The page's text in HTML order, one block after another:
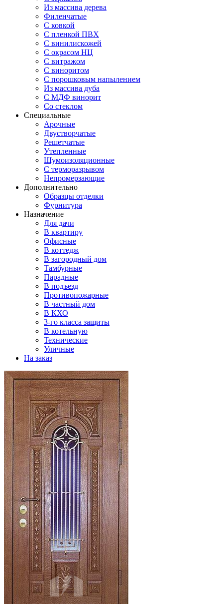
Из массива дерева
Филенчатые
С ковкой
С пленкой ПВХ
С винилискожей
С окрасом НЦ
С витражом
С виноритом
С порошковым напылением
Из массива дуба
С МДФ винорит
Со стеклом
Специальные
Арочные
Двустворчатые
Решетчатые
Утепленные
Шумоизоляционные
С терморазрывом
Непромерзающие
Дополнительно
Образцы отделки
Фурнитура
Назначение
Для дачи
В квартиру
Офисные
В коттедж
В загородный дом
Тамбурные
Парадные
В подъезд
Противопожарные
В частный дом
В КХО
3-го класса защиты
В котельную
Технические
Уличные
На заказ